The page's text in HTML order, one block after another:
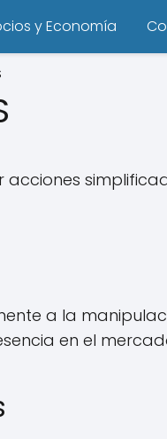
y Economía
acciones
a la
en el